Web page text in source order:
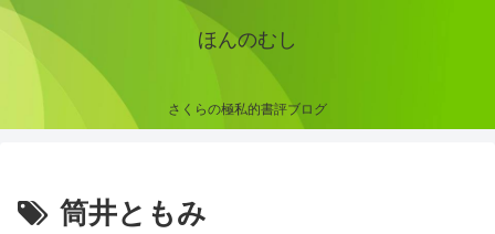
ほんのむし
さくらの極私的書評ブログ
筒井ともみ